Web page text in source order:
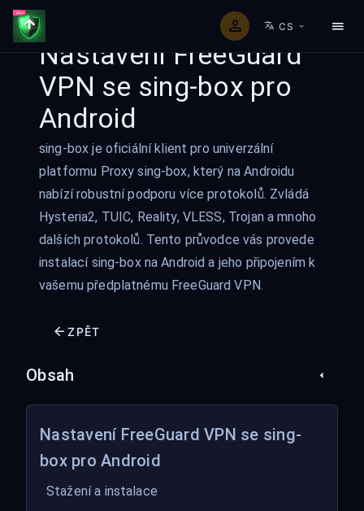
CS
Nastavení FreeGuard
VPN se sing-box pro
Android
sing-box je oficiální klient pro univerzální
platformu Proxy sing-box, který na Androidu
nabízí robustní podporu více protokolů. Zvládá
Hysteria2, TUIC, Reality, VLESS, Trojan a mnoho
dalších protokolů. Tento průvodce vás provede
instalací sing-box na Android a jeho připojením k
vašemu předplatnému FreeGuard VPN.
ZPĚT
Obsah
Nastavení FreeGuard VPN se sing-
box pro Android
Stažení a instalace